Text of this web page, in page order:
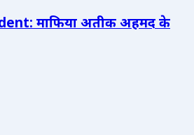
माफिया अतीक अहमद के